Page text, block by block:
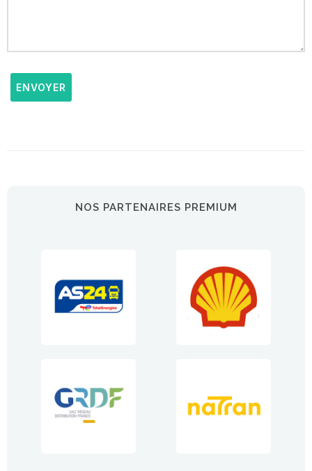
ENVOYER
NOS PARTENAIRES PREMIUM